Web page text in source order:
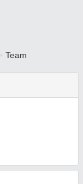
Team